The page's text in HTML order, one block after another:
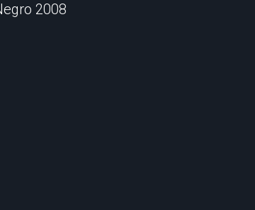
2008